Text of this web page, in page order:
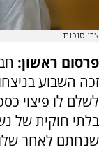
צבי סוכות
פרסום ראשון:
זכה השבוע
בלתי חוקית של
שנחתם לאחר